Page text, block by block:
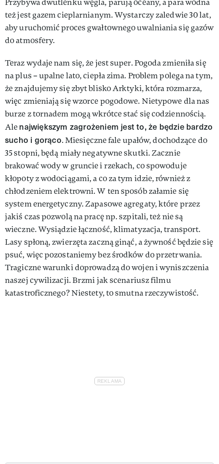
Przybywa dwutlenku węgla, parują oceany, a para wodna
też jest gazem cieplarnianym. Wystarczy zaledwie 30 lat,
aby uruchomić proces gwałtownego uwalniania się gazów
do atmosfery.
Teraz wydaje nam się, że jest super. Pogoda zmieniła się
na plus – upalne lato, ciepła zima. Problem polega na tym,
że znajdujemy się zbyt blisko Arktyki, która rozmarza,
więc zmieniają się wzorce pogodowe. Nietypowe dla nas
burze z tornadem mogą wkrótce stać się codziennością.
Alenajwiększym zagrożeniem jest to, że będzie bardzo
sucho i gorąco. Miesięczne fale upałów, dochodzące do
35 stopni, będą miały negatywne skutki. Zacznie
brakować wody w gruncie i rzekach, co spowoduje
kłopoty z wodociągami, a co za tym idzie, również z
chłodzeniem elektrowni. W ten sposób załamie się
system energetyczny. Zapasowe agregaty, które przez
jakiś czas pozwolą na pracę np. szpitali, też nie są
wieczne. Wysiądzie łączność, klimatyzacja, transport.
Lasy spłoną, zwierzęta zaczną ginąć, a żywność będzie się
psuć, więc pozostaniemy bez środków do przetrwania.
Tragiczne warunki doprowadzą do wojen i wyniszczenia
naszej cywilizacji. Brzmi jak scenariusz filmu
katastroficznego? Niestety, to smutna rzeczywistość.